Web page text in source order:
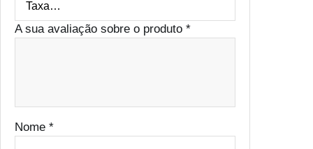
A sua avaliação sobre o produto *
Nome *